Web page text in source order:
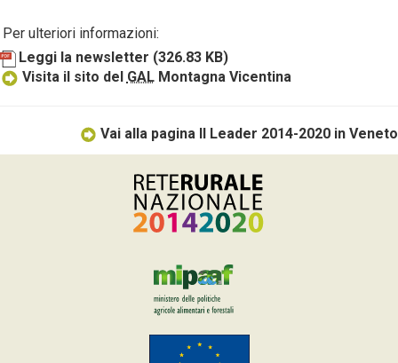
Per ulteriori informazioni:
Leggi la newsletter (326.83 KB)
Visita il sito del GALMontagna Vicentina
Vai alla pagina Il Leader 2014-2020 in Veneto